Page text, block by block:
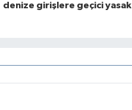
denize girişlere geçici yasak